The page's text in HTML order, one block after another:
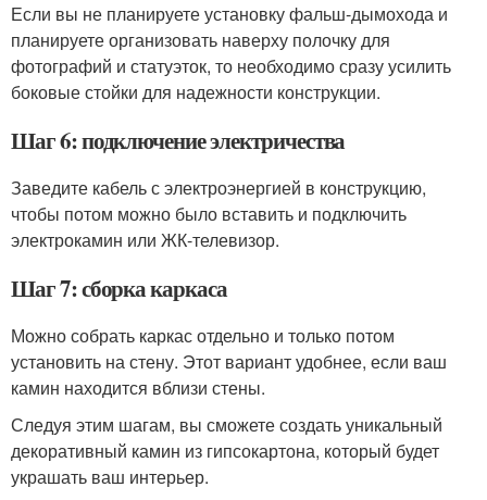
Если вы не планируете установку фальш-дымохода и
планируете организовать наверху полочку для
фотографий и статуэток, то необходимо сразу усилить
боковые стойки для надежности конструкции.
Шаг 6: подключение электричества
Заведите кабель с электроэнергией в конструкцию,
чтобы потом можно было вставить и подключить
электрокамин или ЖК-телевизор.
Шаг 7: сборка каркаса
Можно собрать каркас отдельно и только потом
установить на стену. Этот вариант удобнее, если ваш
камин находится вблизи стены.
Следуя этим шагам, вы сможете создать уникальный
декоративный камин из гипсокартона, который будет
украшать ваш интерьер.